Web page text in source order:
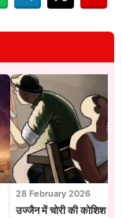
28 February 2026
उज्जैन में चोरी की कोशिश